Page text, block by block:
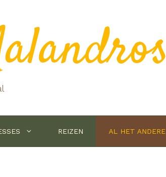
REIZEN AL HET ANDERE